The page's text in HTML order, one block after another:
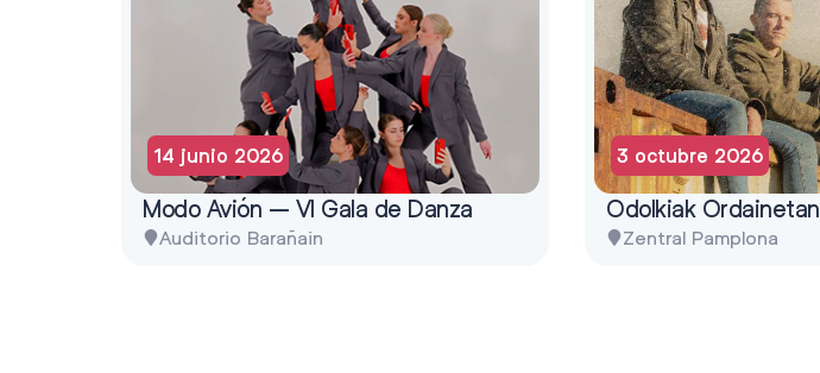
14 junio 2026
Modo Avión – VI Gala de Danza
Auditorio Barañain
3 octubre 2026
Odolkiak Ordainetan
Zentral Pamplona